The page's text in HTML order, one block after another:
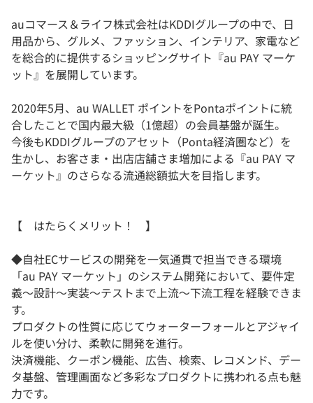
auコマース＆ライフ株式会社はKDDIグループの中で、日
用品から、グルメ、ファッション、インテリア、家電など
を総合的に提供するショッピングサイト『au PAY マーケ
ット』を展開しています。
2020年5月、au WALLET ポイントをPontaポイントに統
合したことで国内最大級（1億超）の会員基盤が誕生。
今後もKDDIグループのアセット（Ponta経済圏など）を
生かし、お客さま・出店店舗さま増加による『au PAY マ
ーケット』のさらなる流通総額拡大を目指します。
【 はたらくメリット！ 】
◆自社ECサービスの開発を一気通貫で担当できる環境
「au PAY マーケット」のシステム開発において、要件定
義〜設計〜実装〜テストまで上流〜下流工程を経験できま
す。
プロダクトの性質に応じてウォーターフォールとアジャイ
ルを使い分け、柔軟に開発を進行。
決済機能、クーポン機能、広告、検索、レコメンド、デー
タ基盤、管理画面など多彩なプロダクトに携われる点も魅
力です。